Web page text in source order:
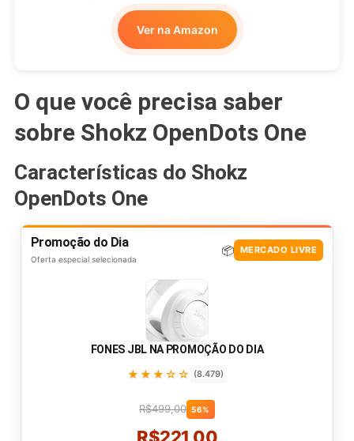
Ver na Amazon
O que você precisa saber
sobre Shokz OpenDots One
Características do Shokz
OpenDots One
Promoção do Dia
Oferta especial selecionada
📦 MERCADO LIVRE
FONES JBL NA PROMOÇÃO DO DIA
★★★☆☆ (8.479)
R$499,00 56%
R$221,00